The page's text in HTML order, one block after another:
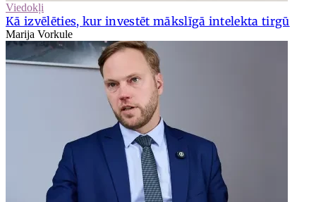
Viedokļi
Kā izvēlēties, kur investēt mākslīgā intelekta tirgū
Marija Vorkule